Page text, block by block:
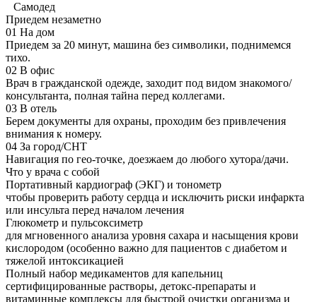
Самодед
Приедем незаметно
01 На дом
Приедем за 20 минут, машина без символики, поднимемся
тихо.
02 В офис
Врач в гражданской одежде, заходит под видом знакомого/
консультанта, полная тайна перед коллегами.
03 В отель
Берем документы для охраны, проходим без привлечения
внимания к номеру.
04 За город/СНТ
Навигация по гео-точке, доезжаем до любого хутора/дачи.
Что у врача с собой
Портативный кардиограф (ЭКГ) и тонометр
чтобы проверить работу сердца и исключить риски инфаркта
или инсульта перед началом лечения
Глюкометр и пульсоксиметр
для мгновенного анализа уровня сахара и насыщения крови
кислородом (особенно важно для пациентов с диабетом и
тяжелой интоксикацией
Полный набор медикаментов для капельниц
сертифицированные растворы, детокс-препараты и
витаминные комплексы для быстрой очистки организма и